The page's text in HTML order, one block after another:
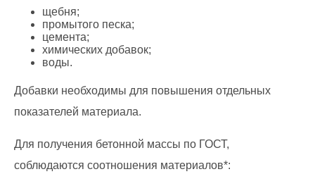
щебня;
промытого песка;
цемента;
химических добавок;
воды.
Добавки необходимы для повышения отдельных
показателей материала.
Для получения бетонной массы по ГОСТ,
соблюдаются соотношения материалов*: